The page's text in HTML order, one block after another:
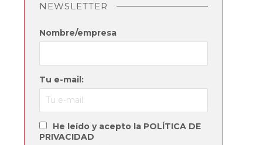
NEWSLETTER
Nombre/empresa
Tu e-mail:
He leído y acepto la POLÍTICA DE
PRIVACIDAD